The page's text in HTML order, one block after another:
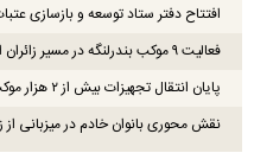
افتتاح دفتر ستاد توسعه و بازسازی
فعالیت ۹ موکب بندرلنگه در مسیر زائران اربعین
پایان انتقال تجهیزات بیش از ۲ هزار موکب اربعین به عراق
نقش محوری بانوان خادم در میزبانی از